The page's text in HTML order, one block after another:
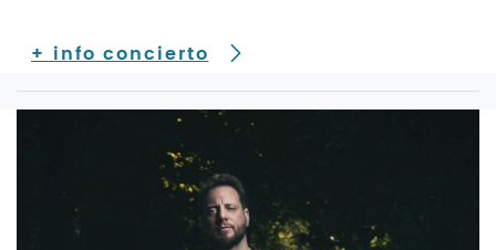
+ info concierto